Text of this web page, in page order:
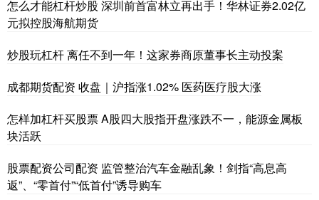
怎么才能杠杆炒股 深圳前首富林立再出手！华林证券2.02亿
元拟控股海航期货
炒股玩杠杆 离任不到一年！这家券商原董事长主动投案
成都期货配资 收盘｜沪指涨1.02% 医药医疗股大涨
怎样加杠杆买股票 A股四大股指开盘涨跌不一，能源金属板
块活跃
股票配资公司配资 监管整治汽车金融乱象！剑指“高息高
返”、“零首付”“低首付”诱导购车